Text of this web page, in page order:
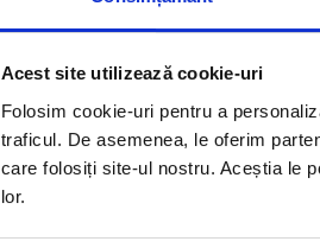
Acest site utilizează cookie-uri
Folosim cookie-uri pentru a
traficul. De asemenea, le oferim
care folosiți site-ul nostru. Aceștia le
lor.